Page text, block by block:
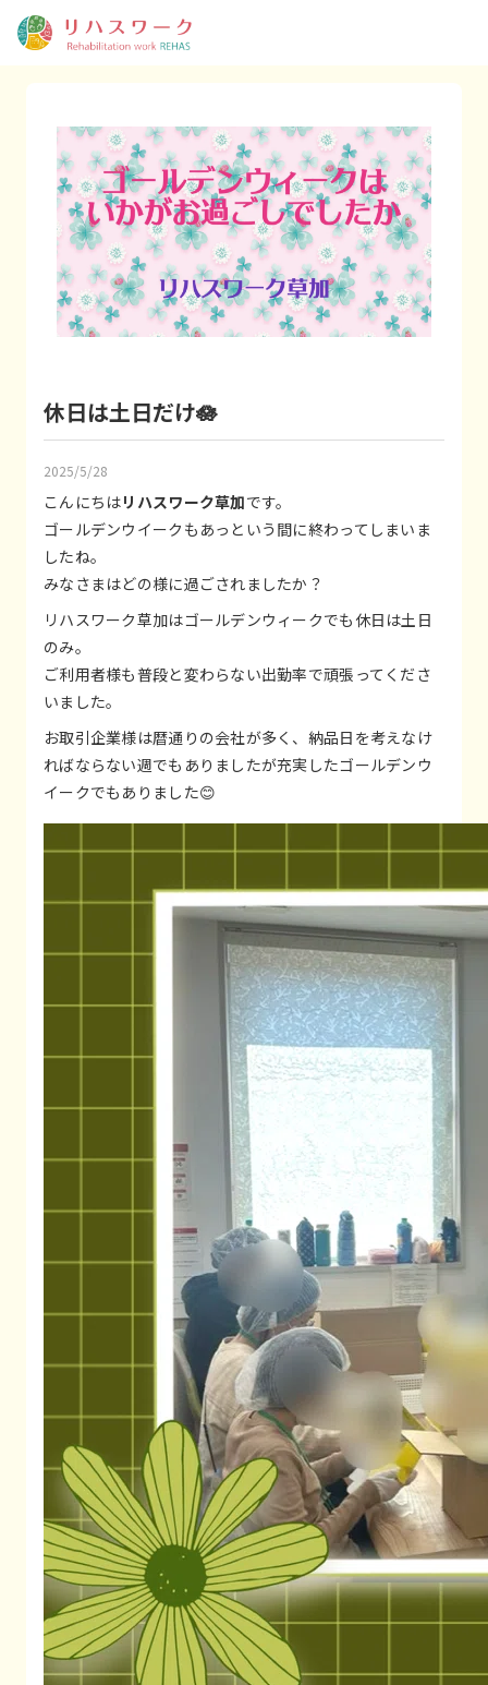
休日は土日だけ🪷
2025/5/28
こんにちはリハスワーク草加です。
ゴールデンウイークもあっという間に終わってしまいま
したね。
みなさまはどの様に過ごされましたか？
リハスワーク草加はゴールデンウィークでも休日は土日
のみ。
ご利用者様も普段と変わらない出勤率で頑張ってくださ
いました。
お取引企業様は暦通りの会社が多く、納品日を考えなけ
ればならない週でもありましたが充実したゴールデンウ
イークでもありました😊